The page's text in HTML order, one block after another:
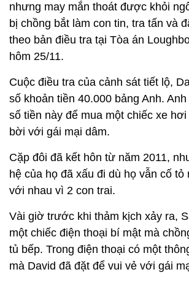
nhưng may mắn thoát được khỏi
bị chồng bắt làm con tin, tra tấn và
theo bản điều tra tại Tòa án
hôm 25/11.
Cuộc điều tra của cảnh sát tiết lộ,
số khoản tiền 40.000 bảng Anh.
số tiền này để mua một chiếc xe
bời với gái mại dâm.
Cặp đôi đã kết hôn từ năm 2011,
hệ của họ đã xấu đi dù họ vẫn cố
với nhau vì 2 con trai.
Vài giờ trước khi thảm kịch xảy ra,
một chiếc điện thoại bí mật mà
tủ bếp. Trong điện thoại có một
mà David đã đặt để vui vẻ với gái